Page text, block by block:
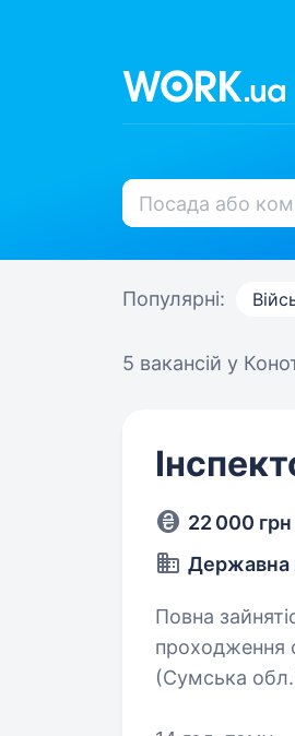
Популярні:
5 вакансій у
22 000 грн
Державна
Повна зайнятість.
проходження
(Сумська обл.); індивідуальний графік роботи в залежності від